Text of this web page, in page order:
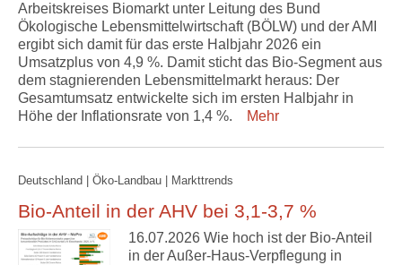
Arbeitskreises Biomarkt unter Leitung des Bund
Ökologische Lebensmittelwirtschaft (BÖLW) und der AMI
ergibt sich damit für das erste Halbjahr 2026 ein
Umsatzplus von 4,9 %. Damit sticht das Bio-Segment aus
dem stagnierenden Lebensmittelmarkt heraus: Der
Gesamtumsatz entwickelte sich im ersten Halbjahr in
Höhe der Inflationsrate von 1,4 %.
Mehr
Deutschland | Öko-Landbau | Markttrends
Bio-Anteil in der AHV bei 3,1-3,7 %
16.07.2026 Wie hoch ist der Bio-Anteil
in der Außer-Haus-Verpflegung in